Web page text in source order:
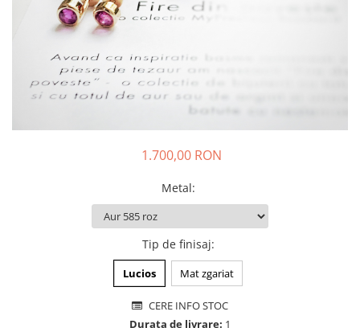
AN-TAN-TICHITAN
1.700,00 RON
Metal:
Tip de finisaj:
Lucios Mat zgariat
CERE INFO STOC
Durata de livrare: 1